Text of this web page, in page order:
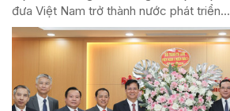
đưa Việt Nam trở thành nước phát triển...